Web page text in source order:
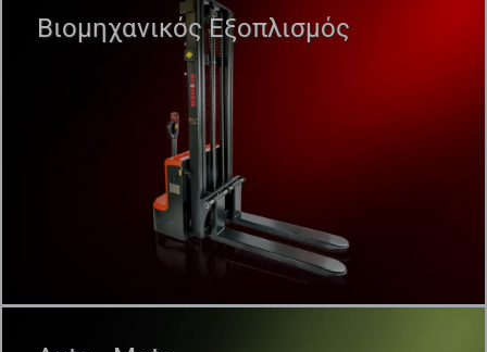
Βιομηχανικός Εξοπλισμός